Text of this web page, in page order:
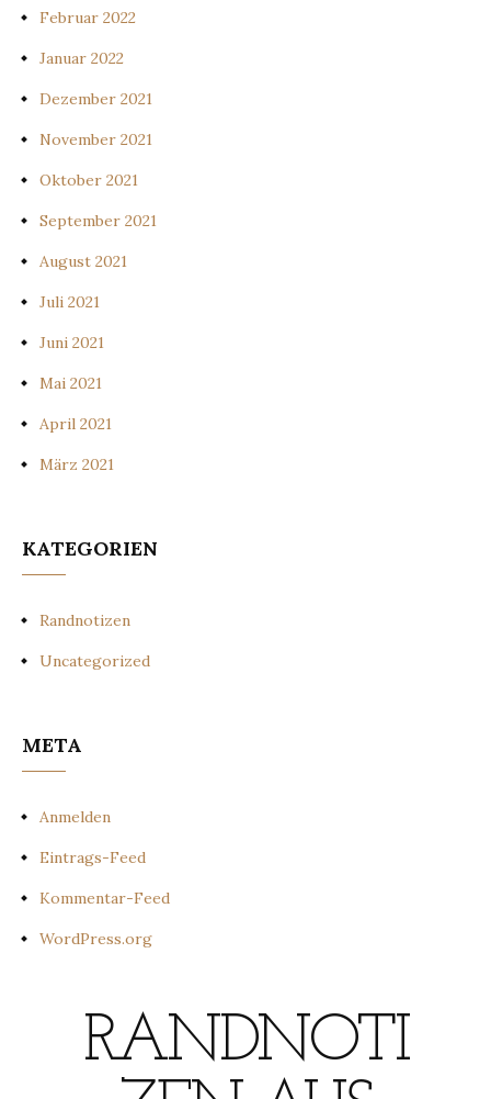
Februar 2022
Januar 2022
Dezember 2021
November 2021
Oktober 2021
September 2021
August 2021
Juli 2021
Juni 2021
Mai 2021
April 2021
März 2021
KATEGORIEN
Randnotizen
Uncategorized
META
Anmelden
Eintrags-Feed
Kommentar-Feed
WordPress.org
RANDNOTI